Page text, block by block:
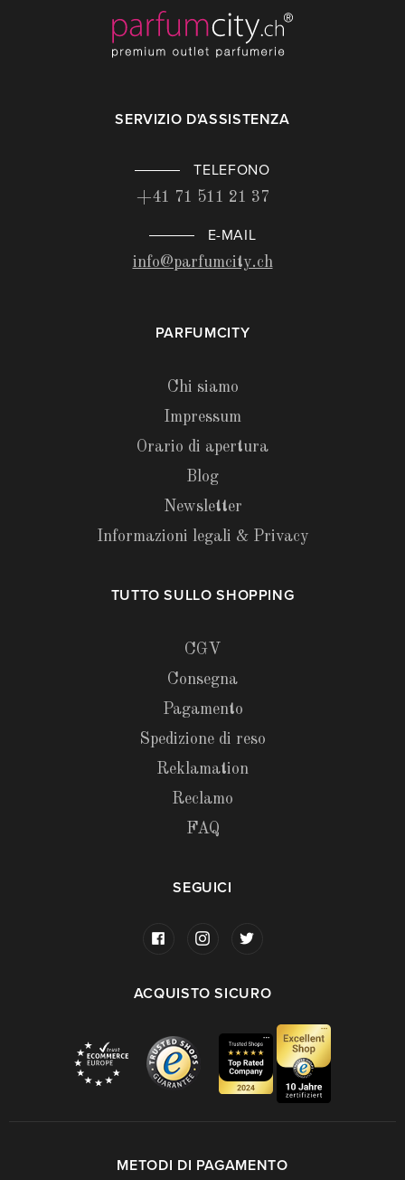
SERVIZIO D'ASSISTENZA
TELEFONO
+41 71 511 21 37
E-MAIL
info@parfumcity.ch
PARFUMCITY
Chi siamo
Impressum
Orario di apertura
Blog
Newsletter
Informazioni legali & Privacy
TUTTO SULLO SHOPPING
CGV
Consegna
Pagamento
Spedizione di reso
Reklamation
Reclamo
FAQ
SEGUICI
ACQUISTO SICURO
METODI DI PAGAMENTO